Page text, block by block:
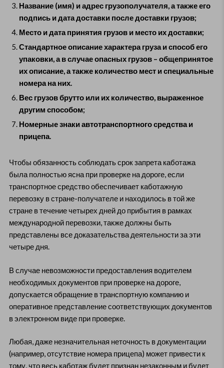
Название (имя) и адрес грузополучателя, а также его
подпись и дата доставки после доставки грузов;
Место и дата принятия грузов и место их доставки;
Стандартное описание характера груза и способ его
упаковки, а в случае опасных грузов – общепринятое
их описание, а также количество мест и специальные
номера на них.
Вес грузов брутто или их количество, выраженное
другим способом;
Номерные знаки автотранспортного средства и
прицепа.
Чтобы обязанность соблюдать срок запрета каботажа
была полностью ясна при проверке на дороге, если
транспортное средство обеспечивает каботажную
перевозку в стране-получателе и находилось в той же
стране в течение четырех дней до прибытия в рамках
международной перевозки, также должны быть
представлены все доказательства деятельности за эти
четыре дня.
В случае невозможности предоставления водителем
необходимых документов при проверке на дороге,
допускается обращение в транспортную компанию и
оперативное представление соответствующих документов
в электронном виде при проверке.
Любая, даже незначительная неточность в документации
(например, отсутствие номера прицепа) может привести к
тому, что весь каботаж будет признан незаконным и будет